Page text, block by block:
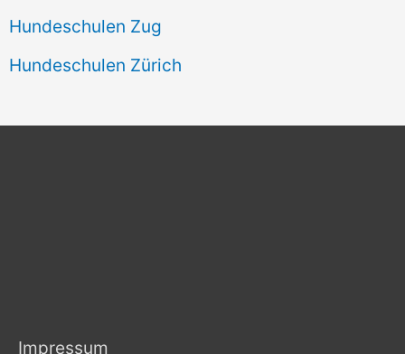
Hundeschulen Zug
Hundeschulen Zürich
Impressum